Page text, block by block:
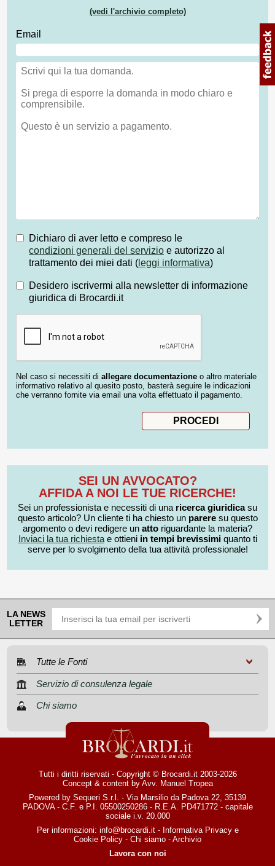
(vedi l'archivio completo)
Email
Dichiaro di aver letto e compreso le
condizioni generali del servizio e autorizzo al
trattamento dei miei dati ( leggi informativa)
Desidero iscrivermi alla newsletter di informazione
giuridica di Brocardi.it
Nel caso si necessiti di allegare documentazione o altro materiale
informativo relativo al quesito posto, basterà seguire le indicazioni
che verranno fornite via email una volta effettuato il pagamento.
SEI UN AVVOCATO?
AFFIDA A NOI LE TUE RICERCHE!
Sei un professionista e necessiti di una ricerca giuridicasu
questo articolo? Un cliente ti ha chiesto un pareresu questo
argomento o devi redigere un atto riguardante la materia?
Inviaci la tua richiestae ottieni in tempi brevissimiquanto ti
serve per lo svolgimento della tua attività professionale!
LA NEWS
LETTER
Tutte le Fonti
Servizio di consulenza legale
Chi siamo
Tutti i diritti riservati - Copyright © Brocardi.it 2003-2026
Concept & content by Avv. Manuel Tropea
Powered by Sequeri S.r.l. - Via Marsilio da Padova 22, 35139
PADOVA - C.F. e P.I. 05500250286 - R.E.A. PD471772 - capitale
sociale i.v. 20.000
Per informazioni: info@brocardi.it- Informativa Privacye
Cookie Policy - Chi siamo - Archivio
Lavora con noi